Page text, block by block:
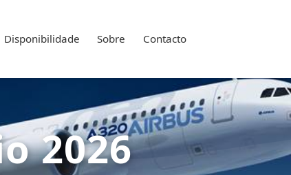
Disponibilidade Sobre Contacto
2026